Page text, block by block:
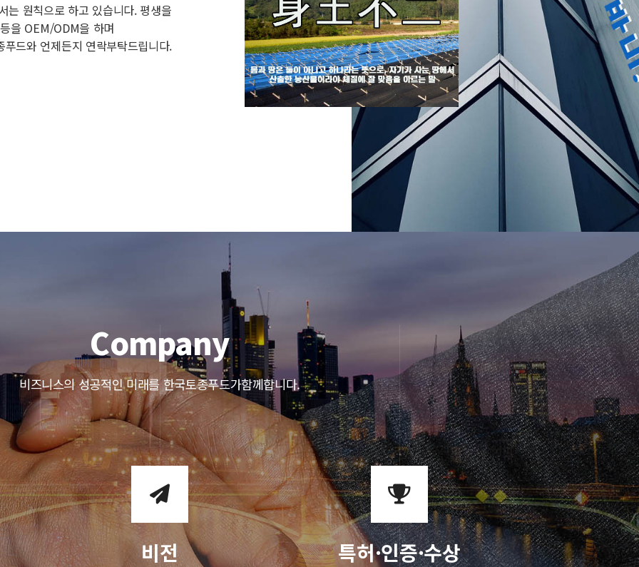
는 원칙으로 하고 있습니다. 평생을
을 OEM/ODM을 하며
드와 언제든지 연락부탁드립니다.
Company
비즈니스의 성공적인 미래를 한국토종푸드가함께합니다.
비전 특허·인증·수상